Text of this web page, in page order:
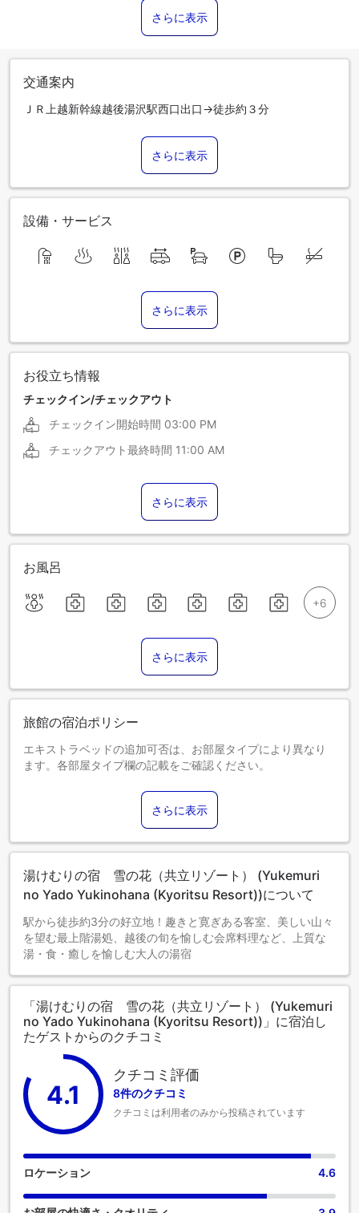
さらに表示
交通案内
ＪＲ上越新幹線越後湯沢駅西口出口→徒歩約３分
さらに表示
設備・サービス
さらに表示
お役立ち情報
チェックイン/チェックアウト
チェックイン開始時間 03:00 PM
チェックアウト最終時間 11:00 AM
さらに表示
お風呂
さらに表示
旅館の宿泊ポリシー
エキストラベッドの追加可否は、お部屋タイプにより異なり
ます。各部屋タイプ欄の記載をご確認ください。
さらに表示
湯けむりの宿 雪の花（共立リゾート） (Yukemuri
no Yado Yukinohana (Kyoritsu Resort))について
駅から徒歩約3分の好立地！趣きと寛ぎある客室、美しい山々
を望む最上階湯処、越後の旬を愉しむ会席料理など、上質な
湯・食・癒しを愉しむ大人の湯宿
「湯けむりの宿 雪の花（共立リゾート） (Yukemuri
no Yado Yukinohana (Kyoritsu Resort))」に宿泊し
たゲストからのクチコミ
4.1
クチコミ評価
8件のクチコミ
クチコミは利用者のみから投稿されています
ロケーション 4.6